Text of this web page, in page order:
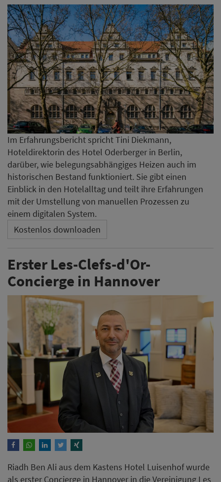
Im Erfahrungsbericht spricht Tini Diekmann,
Hoteldirektorin des Hotel Oderberger in Berlin,
darüber, wie belegungsabhängiges Heizen auch im
historischen Bestand funktioniert. Sie gibt einen
Einblick in den Hotelalltag und teilt ihre Erfahrungen
mit der Umstellung von manuellen Prozessen zu
einem digitalen System.
Kostenlos downloaden
Erster Les-Clefs-d'Or-
Concierge in Hannover
Riadh Ben Ali aus dem Kastens Hotel Luisenhof wurde
als erster Concierge in Hannover in die Vereinigung Les